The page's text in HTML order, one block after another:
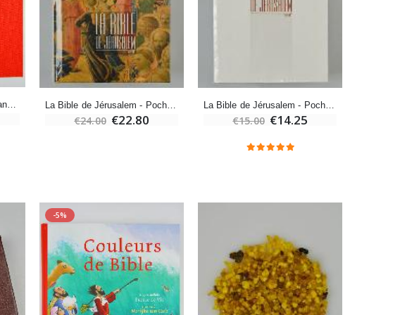
-10%
€5.50
Huile d'Onction
€9.90
La Bible de Jérusalem - Grand Format Reliée rouge sous coffret La Bible de Jérusalem - Poche Cartonnée
€24.00 €22.80
La Bible de Jérusalem - Poche - Brochée
€15.00 €14.25
-5%